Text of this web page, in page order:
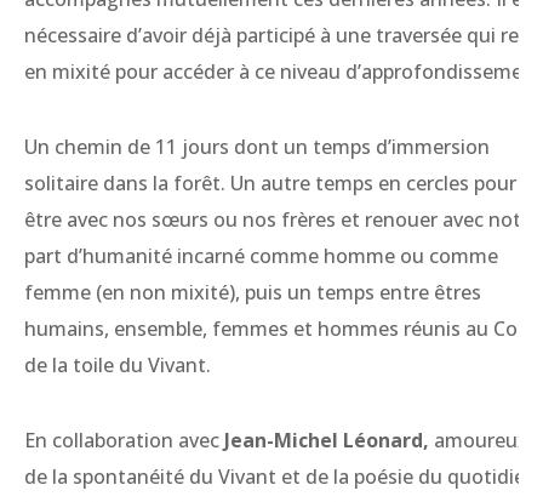
nécessaire d’avoir déjà participé à une traversée qui relie
en mixité pour accéder à ce niveau
Un chemin de 11 jours dont un temps d’immersion
solitaire dans la forêt. Un autre temps en cercles pour
être avec nos sœurs ou nos frères et renouer avec notre
part d’humanité incarné comme homme ou comme
femme (en non mixité), puis un temps entre êtres
humains, ensemble, femmes et hommes réunis au
de la toile du Vivant.
En collaboration avec Jean-Michel Léonard, amoureux
de la spontanéité du Vivant et de la poésie du quotidien,